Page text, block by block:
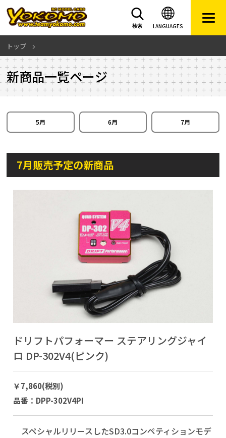
LANGUAGES
検索
トップ
新商品一覧ページ
5月 6月 7月
7月販売予定の新商品
ドリフトパフォーマー ステアリングジャイ
ロ DP-302V4(ピンク)
￥7,860(税別)
品番：DPP-302V4PI
スペシャルリリースしたSD3.0コンペティションモデ